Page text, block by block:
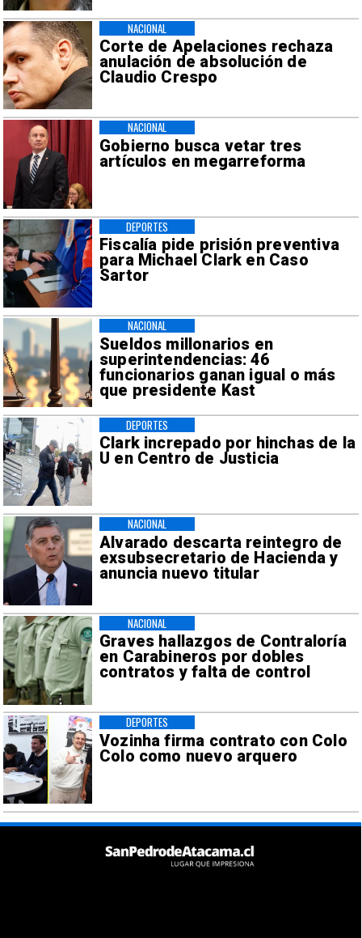
Corte de Apelaciones rechaza
anulación de absolución de
Claudio Crespo
NACIONAL
Gobierno busca vetar tres
artículos en megarreforma
NACIONAL
Fiscalía pide prisión preventiva
para Michael Clark en Caso
Sartor
DEPORTES
Sueldos millonarios en
superintendencias: 46
funcionarios ganan igual o más
que presidente Kast
NACIONAL
Clark increpado por hinchas de la
U en Centro de Justicia
DEPORTES
Alvarado descarta reintegro de
exsubsecretario de Hacienda y
anuncia nuevo titular
NACIONAL
Graves hallazgos de Contraloría
en Carabineros por dobles
contratos y falta de control
NACIONAL
Vozinha firma contrato con Colo
Colo como nuevo arquero
DEPORTES